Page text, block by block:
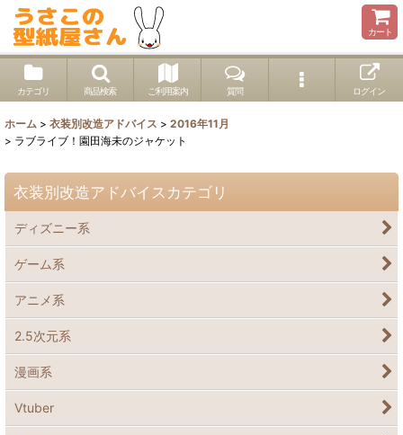
カート
カテゴリ 商品検索 ご利用案内 質問 ログイン
ホーム > 衣装別改造アドバイス > 2016年11月
> ラブライブ！園田海未のジャケット
衣装別改造アドバイスカテゴリ
ディズニー系
ゲーム系
アニメ系
2.5次元系
漫画系
Vtuber